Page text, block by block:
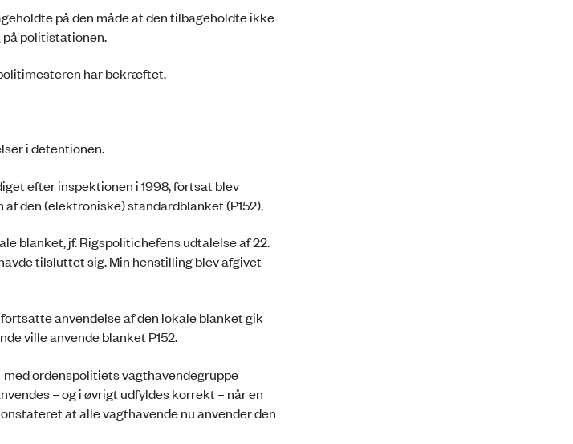
på den måde at den tilbageholdte ikke
på politistationen.
har bekræftet.
i detentionen.
efter inspektionen i 1998, fortsat blev
den (elektroniske) standardblanket (P152).
blanket, jf. Rigspolitichefens udtalelse af 22.
tilsluttet sig. Min henstilling blev afgivet
anvendelse af den lokale blanket gik
ville anvende blanket P152.
ordenspolitiets vagthavendegruppe
– og i øvrigt udfyldes korrekt – når en
at alle vagthavende nu anvender den